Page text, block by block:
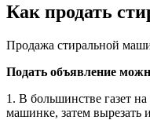
Как продать
Продажа стиральной
Подать объявление
1. В большинстве газет
машинке, затем вырезать